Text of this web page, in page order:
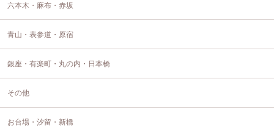
六本木・麻布・赤坂
青山・表参道・原宿
銀座・有楽町・丸の内・日本橋
その他
お台場・汐留・新橋